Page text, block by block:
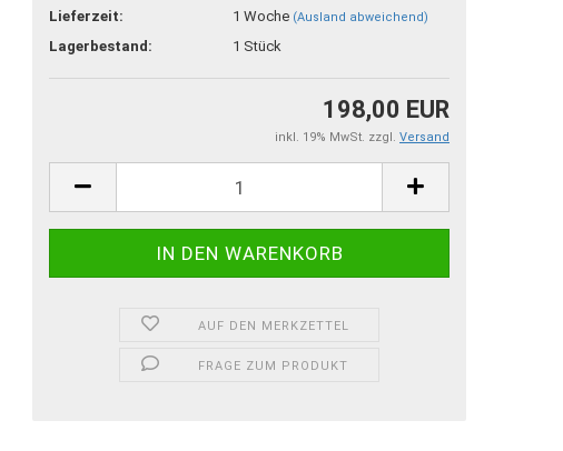
Passwort vergessen?
Lieferzeit:
1 Woche (Ausland abweichend)
Lagerbestand: 1 Stück
198,00 EUR
inkl. 19% MwSt. zzgl. Versand
AUF DEN MERKZETTEL
FRAGE ZUM PRODUKT